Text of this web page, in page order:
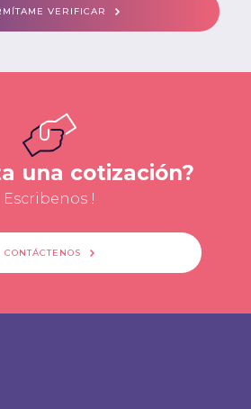
VERIFICAR
una cotización?
Escribenos !
CONTÁCTENOS